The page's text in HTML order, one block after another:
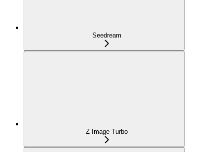
Seedream
Z Image Turbo